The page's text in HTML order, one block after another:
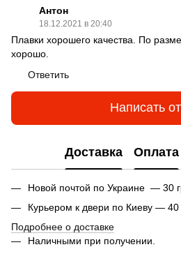
Антон
18.12.2021 в 20:40
Плавки хорошего качества. По
хорошо.
Ответить
Написать
Доставка Оплата
Новой почтой по Украине — 30
Курьером к двери по Киеву — 40
Подробнее о доставке
Наличными при получении.